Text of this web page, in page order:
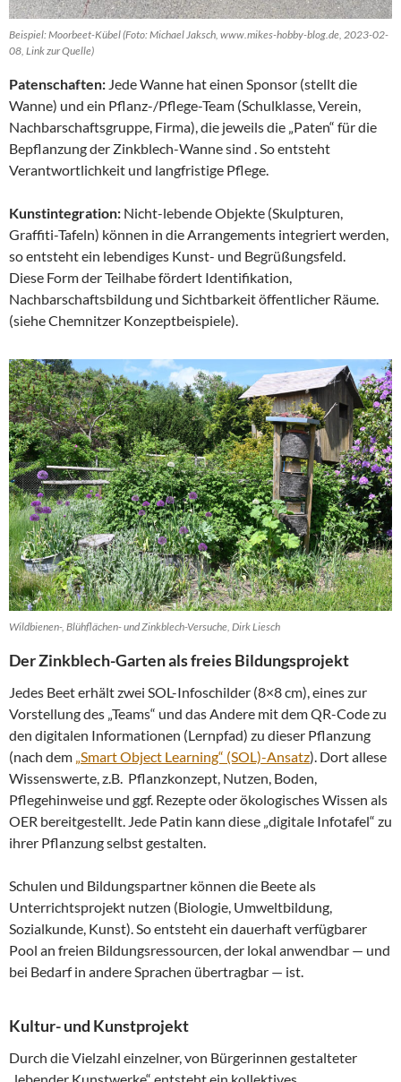
Beispiel: Moorbeet-Kübel (Foto: Michael Jaksch, www.mikes-hobby-blog.de, 2023-02-
08, Link zur Quelle)
Patenschaften: Jede Wanne hat einen Sponsor (stellt die
Wanne) und ein Pflanz-/Pflege-Team (Schulklasse, Verein,
Nachbarschaftsgruppe, Firma), die jeweils die „Paten“ für die
Bepflanzung der Zinkblech-Wanne sind . So entsteht
Verantwortlichkeit und langfristige Pflege.
Kunstintegration: Nicht-lebende Objekte (Skulpturen,
Graffiti-Tafeln) können in die Arrangements integriert werden,
so entsteht ein lebendiges Kunst- und Begrüßungsfeld.
Diese Form der Teilhabe fördert Identifikation,
Nachbarschaftsbildung und Sichtbarkeit öffentlicher Räume.
(siehe Chemnitzer Konzeptbeispiele).
Wildbienen-, Blühflächen- und Zinkblech-Versuche, Dirk Liesch
Der Zinkblech-Garten als freies Bildungsprojekt
Jedes Beet erhält zwei SOL-Infoschilder (8×8 cm), eines zur
Vorstellung des „Teams“ und das Andere mit dem QR-Code zu
den digitalen Informationen (Lernpfad) zu dieser Pflanzung
(nach dem „Smart Object Learning“ (SOL)-Ansatz). Dort allese
Wissenswerte, z.B. Pflanzkonzept, Nutzen, Boden,
Pflegehinweise und ggf. Rezepte oder ökologisches Wissen als
OER bereitgestellt. Jede Patin kann diese „digitale Infotafel“ zu
ihrer Pflanzung selbst gestalten.
Schulen und Bildungspartner können die Beete als
Unterrichtsprojekt nutzen (Biologie, Umweltbildung,
Sozialkunde, Kunst). So entsteht ein dauerhaft verfügbarer
Pool an freien Bildungsressourcen, der lokal anwendbar — und
bei Bedarf in andere Sprachen übertragbar — ist.
Kultur- und Kunstprojekt
Durch die Vielzahl einzelner, von Bürgerinnen gestalteter